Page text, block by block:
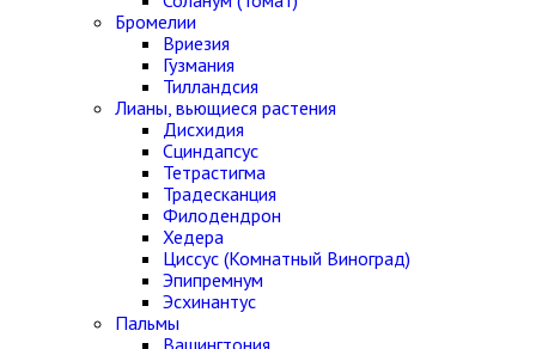
Бромелии
Вриезия
Гузмания
Тилландсия
Лианы, вьющиеся растения
Дисхидия
Сциндапсус
Тетрастигма
Традесканция
Филодендрон
Хедера
Циссус (Комнатный Виноград)
Эпипремнум
Эсхинантус
Пальмы
Вашингтония